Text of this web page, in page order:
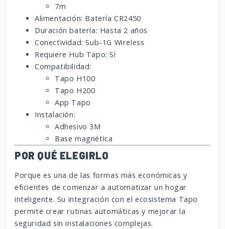
7m
Alimentación: Batería CR2450
Duración batería: Hasta 2 años
Conectividad: Sub-1G Wireless
Requiere Hub Tapo: Sí
Compatibilidad:
Tapo H100
Tapo H200
App Tapo
Instalación:
Adhesivo 3M
Base magnética
POR QUÉ ELEGIRLO
Porque es una de las formas más económicas y
eficientes de comenzar a automatizar un hogar
inteligente. Su integración con el ecosistema Tapo
permite crear rutinas automáticas y mejorar la
seguridad sin instalaciones complejas.